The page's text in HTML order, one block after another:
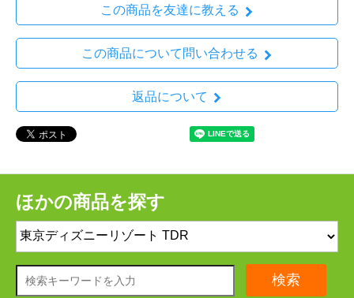
この商品を友達に教える
この商品について問い合わせる
返品について
ほかの商品を探す
検索